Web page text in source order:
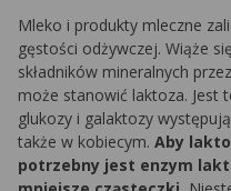
Mleko i produkty mleczne
gęstości odżywczej. Wiąże
składników mineralnych
może stanowić laktoza. Jest
glukozy i galaktozy
także w kobiecym. Aby
potrzebny jest enzym